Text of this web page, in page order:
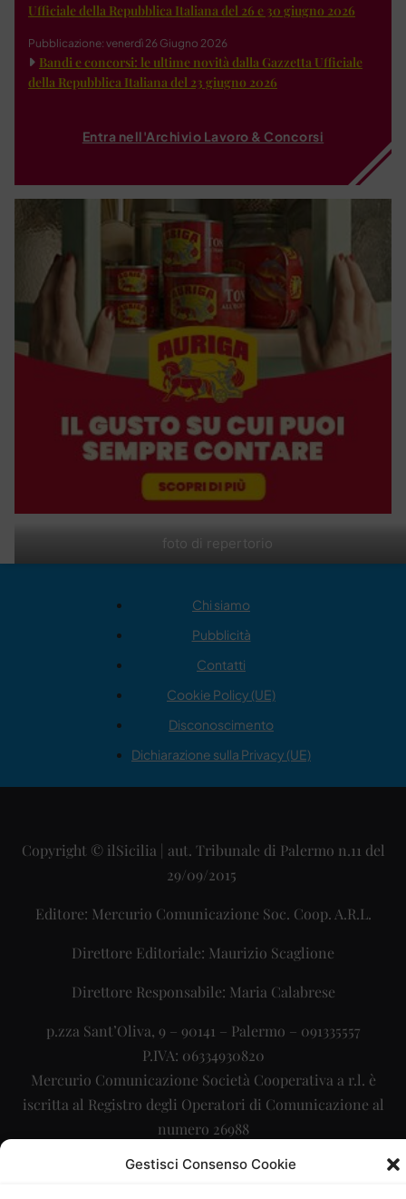
Gestisci Consenso Cookie
foto di repertorio
Ufficiale della Repubblica Italiana del 26 e 30 giugno 2026
Pubblicazione: venerdì 26 Giugno 2026
Bandi e concorsi: le ultime novità dalla Gazzetta Ufficiale
della Repubblica Italiana del 23 giugno 2026
Entra nell'Archivio Lavoro & Concorsi
Chi siamo
Pubblicità
Contatti
Cookie Policy (UE)
Disconoscimento
Dichiarazione sulla Privacy (UE)
Copyright © ilSicilia | aut. Tribunale di Palermo n.11 del
29/09/2015
Editore: Mercurio Comunicazione Soc. Coop. A.R.L.
Direttore Editoriale: Maurizio Scaglione
Direttore Responsabile: Maria Calabrese
p.zza Sant’Oliva, 9 – 90141 – Palermo – 091335557
P.IVA: 06334930820
Mercurio Comunicazione Società Cooperativa a r.l. è
iscritta al Registro degli Operatori di Comunicazione al
numero 26988
Sito gestito daLa Digitale srl–info@ladigitale.it